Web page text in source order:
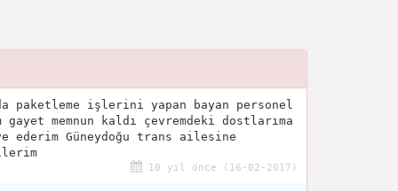
paketleme işlerini yapan bayan personel
memnun kaldı çevremdeki dostlarıma
ederim Güneydoğu trans ailesine
10 yıl önce (16-02-2017)